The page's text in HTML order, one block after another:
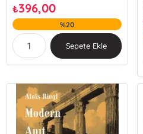
₺396,00
%20
Sepete Ekle